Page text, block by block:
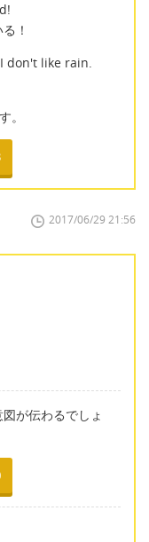
！
don't like rain.
。
2017/06/29 21:56
が伝わるでしょ